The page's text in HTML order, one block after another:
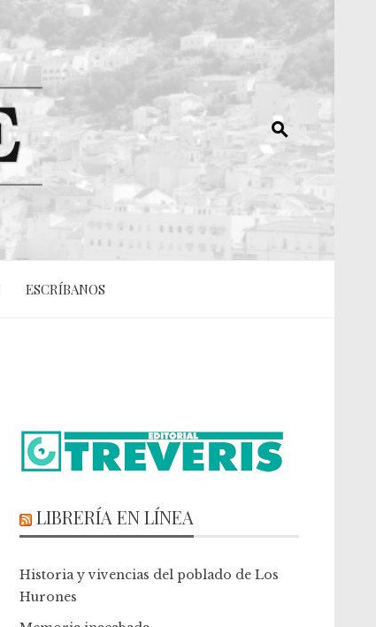
ESCRÍBANOS
LIBRERÍA EN LÍNEA
Historia y vivencias del poblado de Los
Hurones